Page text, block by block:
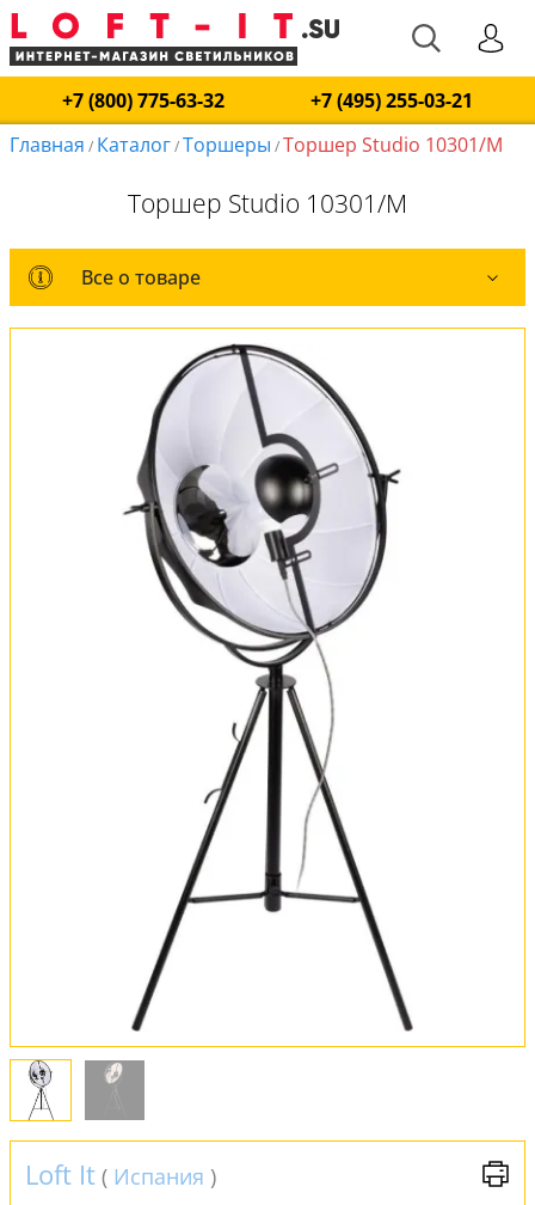
+7 (800) 775-63-32
+7 (495) 255-03-21
Главная / Каталог/Торшеры /Торшер Studio 10301/M
Торшер Studio 10301/M
Все о товаре
Все о товаре
Комплект лампочек
Вся коллекция
Оплата и доставка
Обмен и возврат
Установка
Loft It ( Испания )